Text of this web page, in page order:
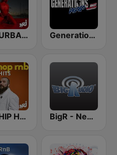
NRJ URBAN HITS Generations Rap US
NRJ HIP HOP RNB HITS BigR - New R&B Hits